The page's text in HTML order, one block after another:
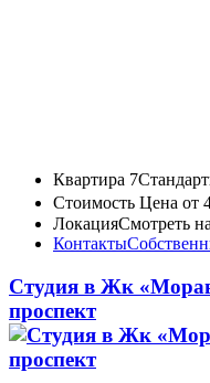
Квартира 7
Стоимость Цена от
ЛокацияСмотреть
Контакты
Студия в Жк
проспект